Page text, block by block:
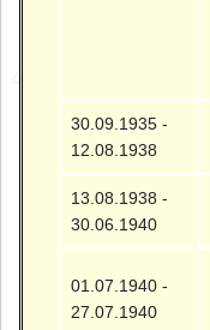
30.09.1935 -
12.08.1938
13.08.1938 -
30.06.1940
01.07.1940 -
27.07.1940